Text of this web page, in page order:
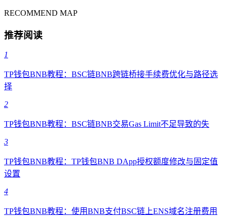
RECOMMEND MAP
推荐阅读
1
TP钱包BNB教程：BSC链BNB跨链桥接手续费优化与路径选
择
2
TP钱包BNB教程：BSC链BNB交易Gas Limit不足导致的失
3
TP钱包BNB教程：TP钱包BNB DApp授权额度修改与固定值
设置
4
TP钱包BNB教程：使用BNB支付BSC链上ENS域名注册费用